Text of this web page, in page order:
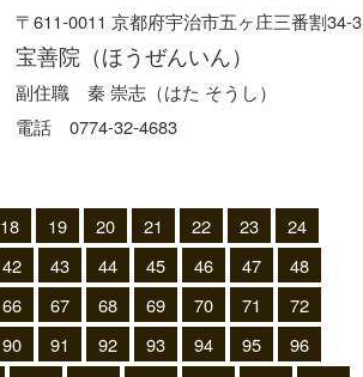
〒611-0011 京都府宇治市五ヶ庄三番割34-3
宝善院（ほうぜんいん）
副住職 秦 崇志（はた そうし）
電話 0774-32-4683
18 19 20 21 22 23
24
42 43 44 45 46 47
48
66 67 68 69 70 71
72
90 91 92 93 94 95
96